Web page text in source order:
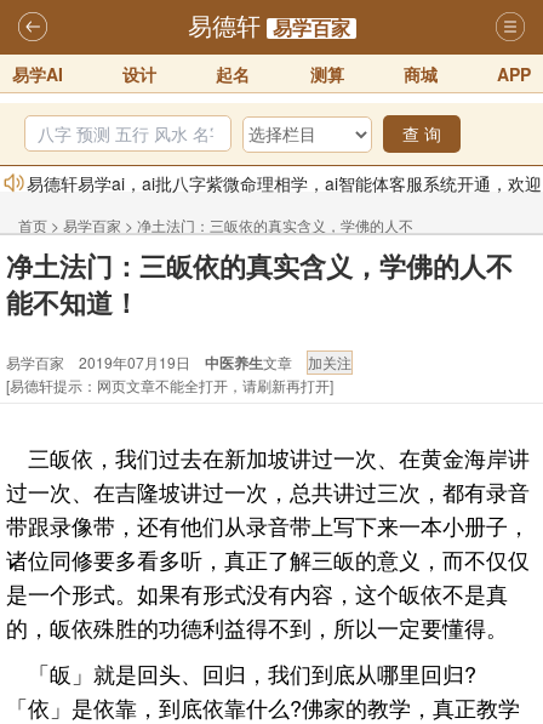
易德轩 易学百家
易学AI 设计 起名 测算 商城 APP
查 询
易德轩易学ai，ai批八字紫微命理相学，ai智能体客服系统开通，欢迎
体验！！
2025-07-01
易德轩网重构及升能完成，欢迎大家来体验新程序及感觉！！
2025-07-01
订！！
2025-10-01
2026丙午年铁笔居士精批年运说明
2025-10-12
易德轩通告：本网站易德轩商标及LOGO注册声明
2021-9-7
首页 > 易学百家 > 净土法门：三皈依的真实含义，学佛的人不
能不知道！
净土法门：三皈依的真实含义，学佛的人不
能不知道！
易学百家 2019年07月19日 中医养生文章
[易德轩提示：网页文章不能全打开，请刷新再打开]
三皈依，我们过去在新加坡讲过一次、在黄金海岸讲
过一次、在吉隆坡讲过一次，总共讲过三次，都有录音
带跟录像带，还有他们从录音带上写下来一本小册子，
诸位同修要多看多听，真正了解三皈的意义，而不仅仅
是一个形式。如果有形式没有内容，这个皈依不是真
的，皈依殊胜的功德利益得不到，所以一定要懂得。
「皈」就是回头、回归，我们到底从哪里回归?
「依」是依靠，到底依靠什么?佛家的教学，真正教学